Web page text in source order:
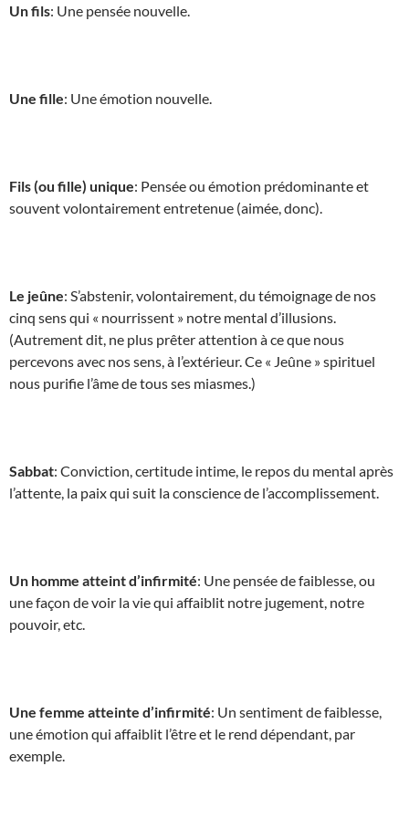
Un fils: Une pensée nouvelle.
Une fille: Une émotion nouvelle.
Fils (ou fille) unique: Pensée ou émotion prédominante et
souvent volontairement entretenue (aimée, donc).
Le jeûne: S’abstenir, volontairement, du témoignage de nos
cinq sens qui « nourrissent » notre mental d’illusions.
(Autrement dit, ne plus prêter attention à ce que nous
percevons avec nos sens, à l’extérieur. Ce « Jeûne » spirituel
nous purifie l’âme de tous ses miasmes.)
Sabbat: Conviction, certitude intime, le repos du mental après
l’attente, la paix qui suit la conscience de l’accomplissement.
Un homme atteint d’infirmité: Une pensée de faiblesse, ou
une façon de voir la vie qui affaiblit notre jugement, notre
pouvoir, etc.
Une femme atteinte d’infirmité: Un sentiment de faiblesse,
une émotion qui affaiblit l’être et le rend dépendant, par
exemple.